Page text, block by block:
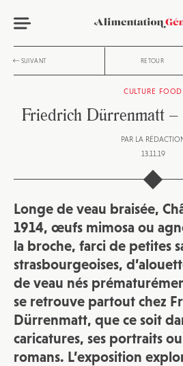
SUIVANT RETOUR
CULTURE FOOD
Friedrich Dürrenmatt
PAR LA
13.11.19
Longe de veau braisée,
1914, œufs mimosa ou
la broche, farci de petites
strasbourgeoises,
de veau nés
se retrouve partout chez
Dürrenmatt, que ce soit
caricatures, ses portraits ou
romans. L’exposition